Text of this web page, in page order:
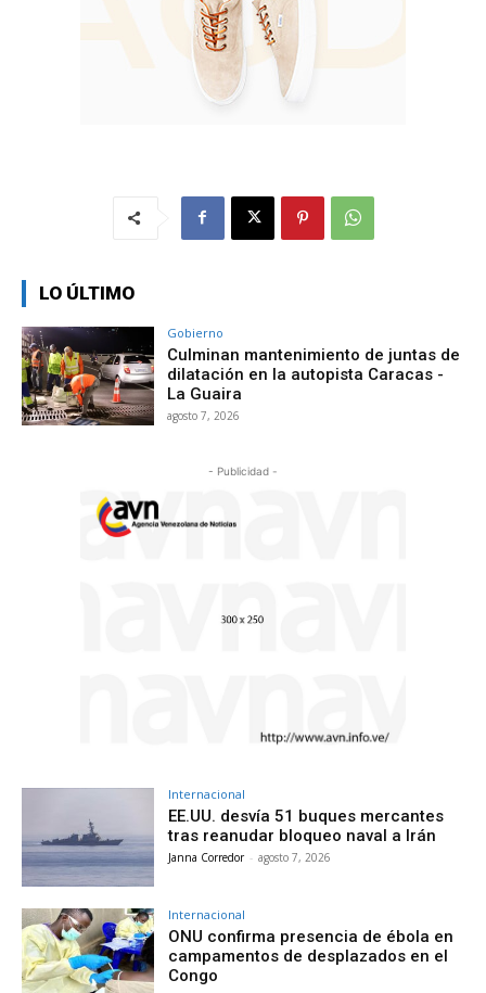
LO ÚLTIMO
Gobierno
Culminan mantenimiento de juntas de
dilatación en la autopista Caracas -
La Guaira
agosto 7, 2026
- Publicidad -
Internacional
EE.UU. desvía 51 buques mercantes
tras reanudar bloqueo naval a Irán
Janna Corredor - agosto 7, 2026
Internacional
ONU confirma presencia de ébola en
campamentos de desplazados en el
Congo